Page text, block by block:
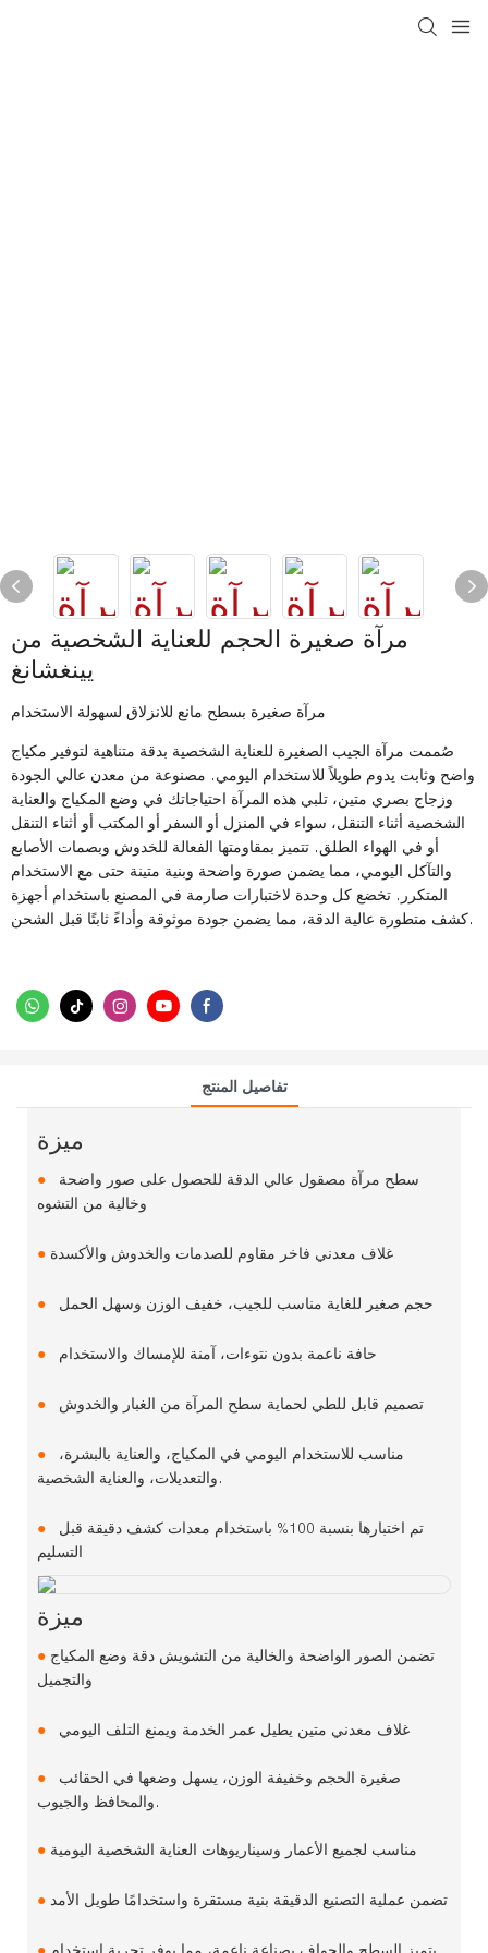
مرآة صغيرة الحجم للعناية الشخصية من
يينغشانغ
مرآة صغيرة بسطح مانع للانزلاق لسهولة الاستخدام
صُممت مرآة الجيب الصغيرة للعناية الشخصية بدقة متناهية لتوفير مكياج
واضح وثابت يدوم طويلاً للاستخدام اليومي. مصنوعة من معدن عالي الجودة
وزجاج بصري متين، تلبي هذه المرآة احتياجاتك في وضع المكياج والعناية
الشخصية أثناء التنقل، سواء في المنزل أو السفر أو المكتب أو أثناء التنقل
أو في الهواء الطلق. تتميز بمقاومتها الفعالة للخدوش وبصمات الأصابع
والتآكل اليومي، مما يضمن صورة واضحة وبنية متينة حتى مع الاستخدام
المتكرر. تخضع كل وحدة لاختبارات صارمة في المصنع باستخدام أجهزة
كشف متطورة عالية الدقة، مما يضمن جودة موثوقة وأداءً ثابتًا قبل الشحن.
تفاصيل المنتج
ميزة
●
سطح مرآة مصقول عالي الدقة للحصول على صور واضحة
وخالية من التشوه
● غلاف معدني فاخر مقاوم للصدمات والخدوش والأكسدة
● حجم صغير للغاية مناسب للجيب، خفيف الوزن وسهل الحمل
● حافة ناعمة بدون نتوءات، آمنة للإمساك والاستخدام
● تصميم قابل للطي لحماية سطح المرآة من الغبار والخدوش
●
والتعديلات، والعناية الشخصية.
●
التسليم
ميزة
● تضمن الصور الواضحة والخالية من التشويش دقة وضع المكياج
والتجميل
● غلاف معدني متين يطيل عمر الخدمة ويمنع التلف اليومي
●
صغيرة الحجم وخفيفة الوزن، يسهل وضعها في الحقائب
والمحافظ والجيوب.
● مناسب لجميع الأعمار وسيناريوهات العناية الشخصية اليومية
● تضمن عملية التصنيع الدقيقة بنية مستقرة واستخدامًا طويل الأمد